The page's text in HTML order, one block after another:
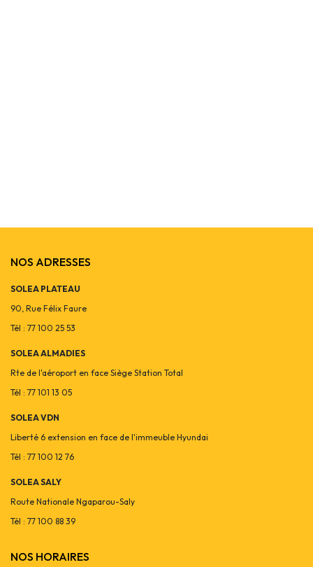
NOS ADRESSES
SOLEA PLATEAU
90, Rue Félix Faure
Tél : 77 100 25 53
SOLEA ALMADIES
Rte de l'aéroport en face Siège Station Total
Tél : 77 101 13 05
SOLEA VDN
Liberté 6 extension en face de l'immeuble Hyundai
Tél : 77 100 12 76
SOLEA SALY
Route Nationale Ngaparou-Saly
Tél : 77 100 88 39
NOS HORAIRES